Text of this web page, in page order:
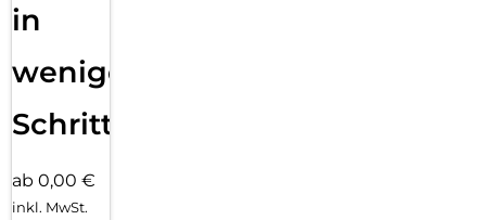
in
wenigen
Schritten
ab 0,00 €
inkl. MwSt.